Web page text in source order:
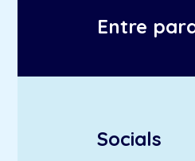
Entre
Socials